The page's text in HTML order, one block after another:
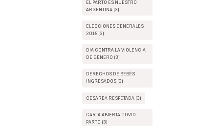
EL PARTO ES NUESTRO
ARGENTINA (3)
ELECCIONES GENERALES
2015 (3)
DÍA CONTRA LA VIOLENCIA
DE GÉNERO (3)
DERECHOS DE BEBÉS
INGRESADOS (3)
CESÁREA RESPETADA (3)
CARTA ABIERTA COVID
PARTO (3)